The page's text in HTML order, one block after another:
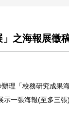
之海報展徵
「校務研究成果
一張海報(至多三張)